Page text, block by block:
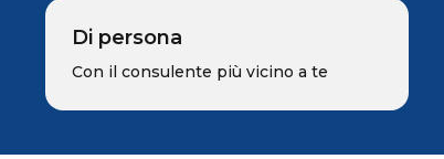
Di persona
Con il consulente più vicino a te